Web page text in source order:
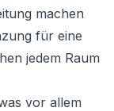
machen
für eine
jedem Raum
vor allem